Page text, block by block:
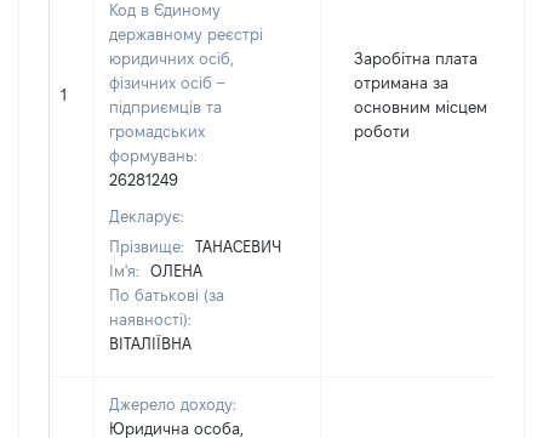
1
Код в Єдиному
державному реєстрі
юридичних осіб,
фізичних осіб –
підприємців та
громадських
формувань:
26281249
Декларує:
Прізвище:
ТАНАСЕВИЧ
Ім'я:
ОЛЕНА
По батькові (за
наявності):
ВІТАЛІЇВНА
Заробітна плата
отримана за
основним місцем
роботи
Джерело доходу:
Юридична особа,